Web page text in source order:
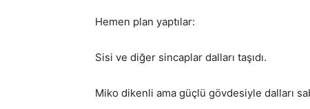
Hemen plan yaptılar:
Sisi ve diğer sincaplar dalları taşıdı.
Miko dikenli ama güçlü gövdesiyle dalları